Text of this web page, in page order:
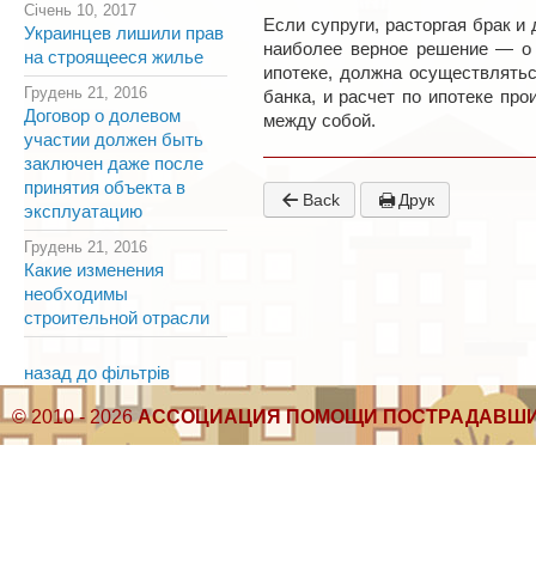
Січень 10, 2017
Украинцев лишили прав
на строящееся жилье
Грудень 21, 2016
Договор о долевом
участии должен быть
заключен даже после
принятия объекта в
эксплуатацию
Грудень 21, 2016
Какие изменения
необходимы
строительной отрасли
назад до фільтрів
Если супруги, расторгая брак
наиболее верное решение — о
ипотеке, должна
банка, и расчет по ипотеке
между собой.
Back Друк
© 2010 - 2026АССОЦИАЦИЯ ПОМОЩИ